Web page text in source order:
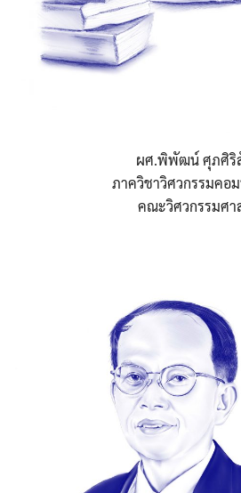
ผศ.พิพัฒน์ ศุภศิริ
ภาควิชาวิศวกรรมคอ
คณะวิศวกรรมศา